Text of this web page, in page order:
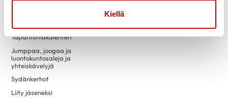
Kiellä
Tapahtumakalenteri
Jumppaa, joogaa ja
luontokuntosaleja ja
yhteiskävelyjä
Sydänkerhot
Liity jäseneksi